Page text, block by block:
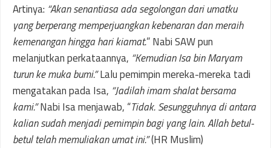
Artinya: “Akan senantiasa ada segolongan dari umatku
yang berperang memperjuangkan kebenaran dan meraih
kemenangan hingga hari kiamat.” Nabi SAW pun
melanjutkan perkataannya, “Kemudian Isa bin Maryam
turun ke muka bumi.”Lalu pemimpin mereka-mereka tadi
mengatakan pada Isa, “Jadilah imam shalat bersama
kami.”Nabi Isa menjawab, “Tidak. Sesungguhnya di antara
kalian sudah menjadi pemimpin bagi yang lain. Allah betul-
betul telah memuliakan umat ini.”(HR Muslim)